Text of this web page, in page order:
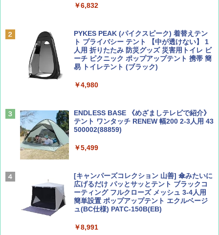
￥1,540
集】ボーイング110周年を祝して！
BE-PAL(ビ-パル) 2026年 9 月号【特別付録:
SOTO ミニマル"旅"財布 ランダム2種】
￥1,500
￥2,479
ァキア 2026～2027 地球の歩き方A ヨーロッ
￥2,277
新しい日本地理 地図・統計・移動から読み
解く (講談社現代新書)
￥1,540
￥6,832
PYKES PEAK (パイクスピーク) 着替えテン
ト プライバシー テント 【中が透けない】 1
人用 折りたたみ 防災グッズ 災害用トイレ ビ
ーチ ピクニック ポップアップテント 携帯 簡
易 トイレテント (ブラック)
￥4,980
ENDLESS BASE 《めざましテレビで紹介》
テント ワンタッチ RENEW 幅200 2-3人用 43
500002(88859)
￥5,499
[キャンパーズコレクション 山善] 傘みたいに
広げるだけ パッとサッとテント ブラックコ
ーティング フルクローズ メッシュ 3-4人用
簡単設置 ポップアップテント エクルベージ
ュ(BC仕様) PATC-150B(EB)
￥8,991